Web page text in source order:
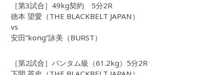
［第3試合］49kg契約 5分2R
徳本 望愛（THE BLACKBELT JAPAN）
vs
安田”kong”詠美（BURST）
［第2試合］バンタム級（61.2kg）5分2R